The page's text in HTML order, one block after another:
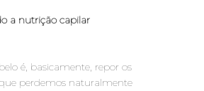
a nutrição capilar
é, basicamente, repor os
perdemos naturalmente